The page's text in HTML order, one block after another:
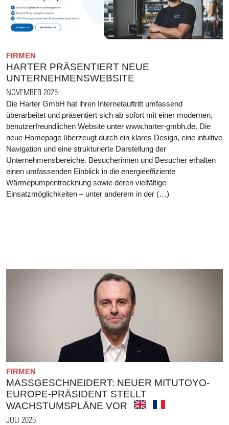
FIRMEN
HARTER PRÄSENTIERT NEUE
UNTERNEHMENSWEBSITE
NOVEMBER 2025
Die Harter GmbH hat ihren Internetauftritt umfassend
überarbeitet und präsentiert sich ab sofort mit einer modernen,
benutzerfreundlichen Website unter www.harter-gmbh.de. Die
neue Homepage überzeugt durch ein klares Design, eine intuitive
Navigation und eine strukturierte Darstellung der
Unternehmensbereiche. Besucherinnen und Besucher erhalten
einen umfassenden Einblick in die energieeffiziente
Wärmepumpentrocknung sowie deren vielfältige
Einsatzmöglichkeiten – unter anderem in der (…)
FIRMEN
MASSGESCHNEIDERT: NEUER MITUTOYO-E
UROPE-PRÄSIDENT STELLT W
ACHSTUMSPLÄNE VOR
JULI 2025